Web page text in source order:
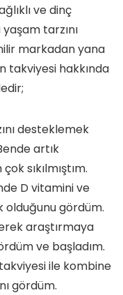
ve dinç
tarzını
markadan yana
takviyesi hakkında
desteklemek
artık
sıkılmıştım.
D vitamini ve
olduğunu gördüm.
araştırmaya
ve başladım.
ile kombine
gördüm.